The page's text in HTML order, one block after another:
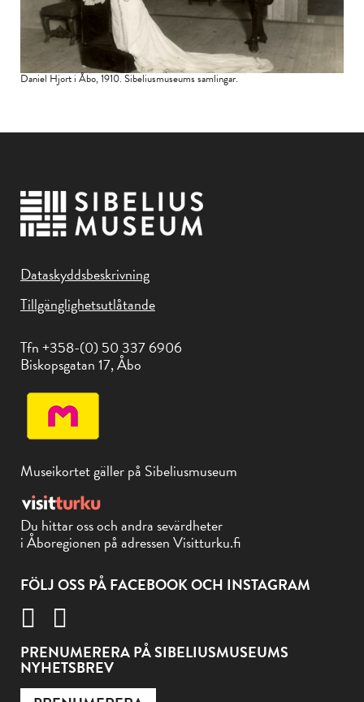
Daniel Hjort i Åbo, 1910. Sibeliusmuseums samlingar.
Dataskyddsbeskrivning
Tillgänglighetsutlåtande
Tfn +358-(0) 50 337 6906
Biskopsgatan 17, Åbo
Museikortet gäller på Sibeliusmuseum
Du hittar oss och andra sevärdheter
i Åboregionen på adressen Visitturku.fi
FÖLJ OSS PÅ FACEBOOK OCH INSTAGRAM
PRENUMERERA PÅ SIBELIUSMUSEUMS
NYHETSBREV